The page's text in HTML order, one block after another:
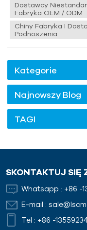
Dostawcy
Fabryka OEM / ODM
Chiny Fabryka I
Podnoszenia
Kategorie
Najnowszy Blog
TAGI
SKONTAKTUJ SIĘ
Whatsapp : +86 -
E-mail :
Tel : +86 -